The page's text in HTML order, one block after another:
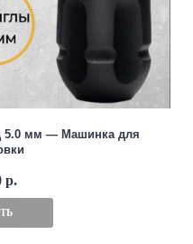
5.0 мм — Машинка для
р.